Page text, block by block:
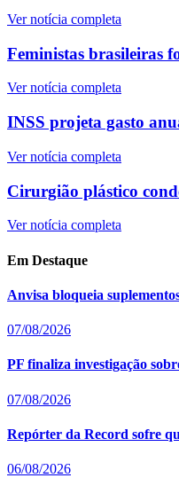
Ver notícia completa
Feministas brasileiras
Ver notícia completa
INSS projeta gasto
Ver notícia completa
Cirurgião plástico
Ver notícia completa
Em Destaque
Anvisa bloqueia
07/08/2026
PF finaliza investigação
07/08/2026
Repórter da Record sofre
06/08/2026